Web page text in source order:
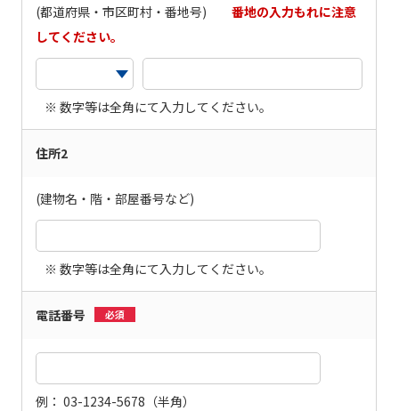
(都道府県・市区町村・番地号)番地の入力もれに注意
してください。
※ 数字等は全角にて入力してください。
住所2
(建物名・階・部屋番号など)
※ 数字等は全角にて入力してください。
電話番号 必須
例： 03-1234-5678（半角）